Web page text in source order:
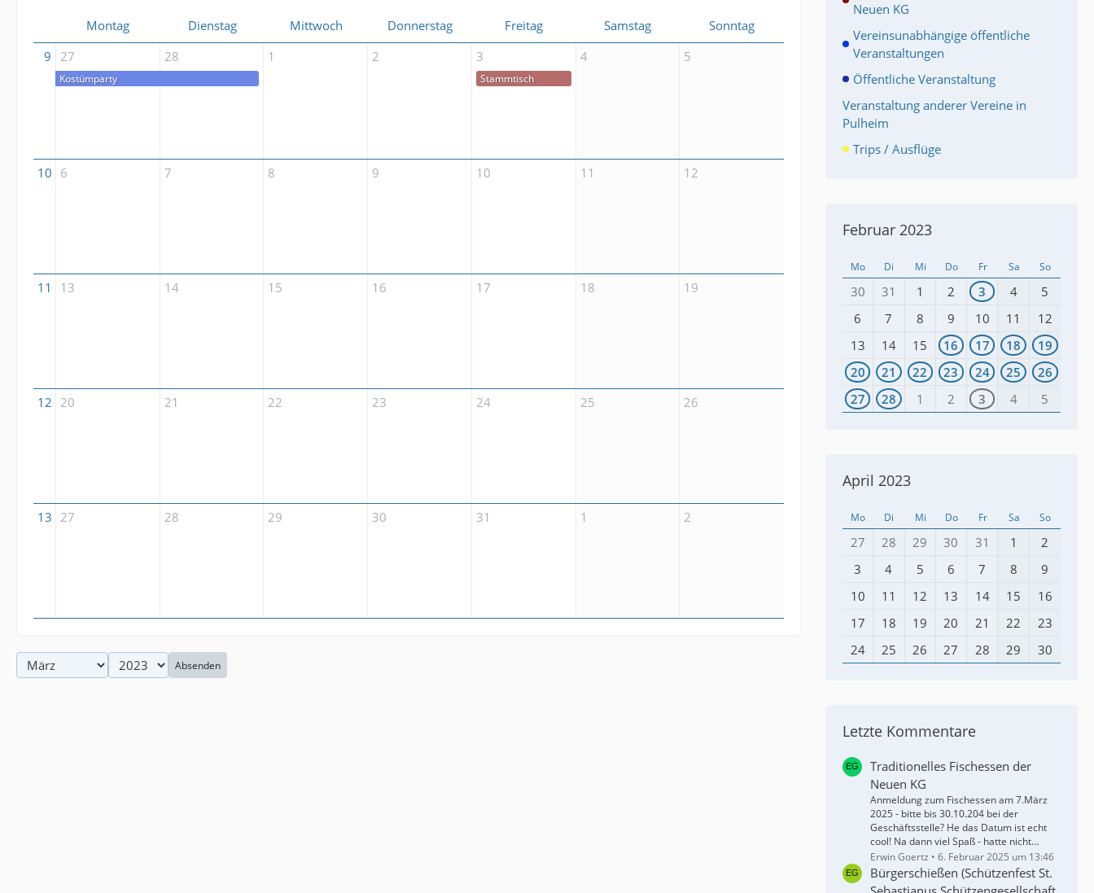
Montag Dienstag Mittwoch Donnerstag Freitag Samstag
Sonntag
9
27
Kostümparty
28 1 2 3
Stammtisch
4 5
10 6 7 8 9 10 11 12
11 13 14 15 16 17 18 19
12 20 21 22 23 24 25 26
13 27 28 29 30 31 1 2
Absenden
Neuen KG
Vereinsunabhängige öffentliche
Veranstaltungen
Öffentliche Veranstaltung
Veranstaltung anderer Vereine in
Pulheim
Trips / Ausflüge
Februar 2023
Mo Di Mi Do Fr Sa So
30 31 1 2 3 4
5
6
7 8 9 10 11
12
13
14 15 16 17 18
19
20
21 22 23 24 25
26
27
28 1 2 3 4 5
April 2023
Mo Di Mi Do Fr Sa So
27 28 29 30 31 1
2
3
4 5 6 7 8
9
10
11 12 13 14 15
16
17
18 19 20 21 22
23
24
25 26 27 28 29 30
Letzte Kommentare
Traditionelles Fischessen der
Neuen KG
Anmeldung zum Fischessen am 7.März
2025 - bitte bis 30.10.204 bei der
Geschäftsstelle? He das Datum ist echt
cool! Na dann viel Spaß - hatte nicht…
Erwin Goertz
6. Februar 2025 um 13:46
Bürgerschießen (Schützenfest St.